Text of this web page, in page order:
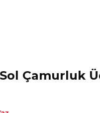
Çamurluk